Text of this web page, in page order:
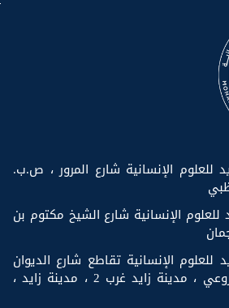
للعلوم الإنسانية شارع المرور ، ص.ب.
الإنسانية شارع الشيخ مكتوم بن
الإنسانية تقاطع شارع الديوان
وشارع محمد خلف المزروعي ، مدينة زايد غرب 2 ، مدينة زايد ،